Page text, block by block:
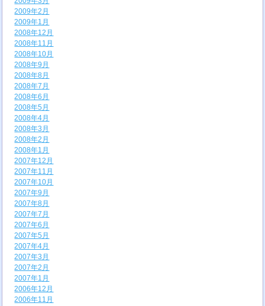
2009年2月
2009年1月
2008年12月
2008年11月
2008年10月
2008年9月
2008年8月
2008年7月
2008年6月
2008年5月
2008年4月
2008年3月
2008年2月
2008年1月
2007年12月
2007年11月
2007年10月
2007年9月
2007年8月
2007年7月
2007年6月
2007年5月
2007年4月
2007年3月
2007年2月
2007年1月
2006年12月
2006年11月